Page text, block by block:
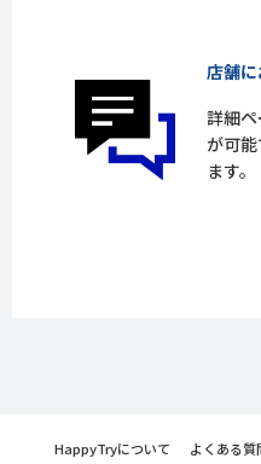
店舗
詳細
が可
ます。
HappyTryについて よくある質